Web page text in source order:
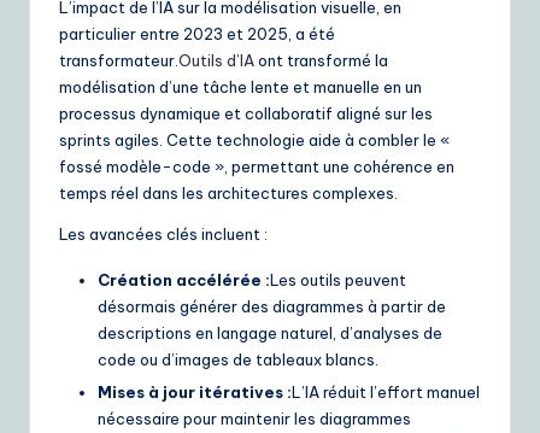
L’impact de l’IA sur la modélisation visuelle, en
particulier entre 2023 et 2025, a été
transformateur.Outils d’IAont transformé la
modélisation d’une tâche lente et manuelle en un
processus dynamique et collaboratif aligné sur les
sprints agiles. Cette technologie aide à combler le «
fossé modèle-code », permettant une cohérence en
temps réel dans les architectures complexes.
Les avancées clés incluent :
Création accélérée :Les outils peuvent
désormais générer des diagrammes à partir de
descriptions en langage naturel, d’analyses de
code ou d’images de tableaux blancs.
Mises à jour itératives :L’IA réduit l’effort manuel
nécessaire pour maintenir les diagrammes